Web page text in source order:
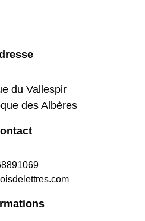
du Vallespir
des Albères